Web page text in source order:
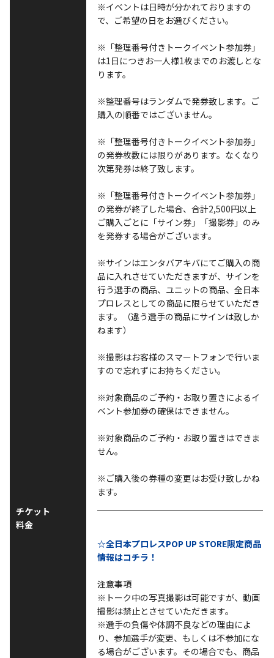
チケット
料金
※イベントは日時が分かれておりますの
で、ご希望の日をお選びください。
※「整理番号付きトークイベント参加券」
は1日につきお一人様1枚までのお渡しとな
ります。
※整理番号はランダムで発券致します。ご
購入の順番ではございません。
※「整理番号付きトークイベント参加券」
の発券枚数には限りがあります。なくなり
次第発券は終了致します。
※「整理番号付きトークイベント参加券」
の発券が終了した場合、合計2,500円以上
ご購入ごとに「サイン券」「撮影券」のみ
を発券する場合がございます。
※サインはエンタバアキバにてご購入の商
品に入れさせていただきますが、サインを
行う選手の商品、ユニットの商品、全日本
プロレスとしての商品に限らせていただき
ます。（違う選手の商品にサインは致しか
ねます）
※撮影はお客様のスマートフォンで行いま
すので忘れずにお持ちください。
※対象商品のご予約・お取り置きによるイ
ベント参加券の確保はできません。
※対象商品のご予約・お取り置きはできま
せん。
※ご購入後の券種の変更はお受け致しかね
ます。
☆全日本プロレスPOP UP STORE限定商品
情報はコチラ！
注意事項
※トーク中の写真撮影は可能ですが、動画
撮影は禁止とさせていただきます。
※選手の負傷や体調不良などの理由によ
り、参加選手が変更、もしくは不参加にな
る場合がございます。その場合でも、商品